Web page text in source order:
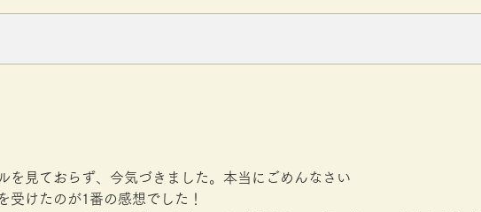
を見ておらず、今気づきました。本当にごめんなさい
受けたのが1番の感想でした！